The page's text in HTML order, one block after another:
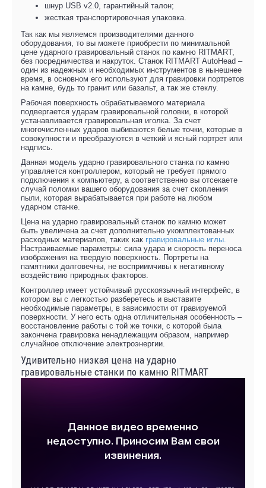
шнур USB v2.0, гарантийный талон;
жесткая транспортировочная упаковка.
Так как мы являемся производителями данного
оборудования, то вы можете приобрести по минимальной
цене ударного гравировальный станок по камню RITMART,
без посредничества и накруток. Станок RITMART AutoHead –
один из надежных и необходимых инструментов в нынешнее
время, в основном его используют для гравировки портретов
на камне, будь то гранит или базальт, а так же стеклу.
Рабочая поверхность обрабатываемого материала
подвергается ударам гравировальной головки, в которой
устанавливается гравировальная иголка. За счет
многочисленных ударов выбиваются белые точки, которые в
совокупности и преобразуются в четкий и ясный портрет или
надпись.
Данная модель ударно гравировального станка по камню
управляется контроллером, который не требует прямого
подключения к компьютеру, а соответственно вы отсекаете
случай поломки вашего оборудования за счет скопления
пыли, которая вырабатывается при работе на любом
ударном станке.
Цена на ударно гравировальный станок по камню может
быть увеличена за счет дополнительно укомплектованных
расходных материалов, таких как гравировальные иглы.
Настраиваемые параметры: сила удара и скорость переноса
изображения на твердую поверхность. Портреты на
памятники долговечны, не восприимчивы к негативному
воздействию природных факторов.
Контроллер имеет устойчивый русскоязычный интерфейс, в
котором вы с легкостью разберетесь и выставите
необходимые параметры, в зависимости от гравируемой
поверхности. У него есть одна отличительная особенность –
восстановление работы с той же точки, с которой была
закончена гравировка ненадлежащим образом, например
случайное отключение электроэнергии.
Удивительно низкая цена на ударно
гравировальные станки по камню RITMART